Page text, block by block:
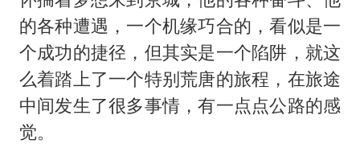
的各种遭遇，一个机缘巧合的，看似是一
个成功的捷径，但其实是一个陷阱，就这
么着踏上了一个特别荒唐的旅程，在旅途
中间发生了很多事情，有一点点公路的感
觉。